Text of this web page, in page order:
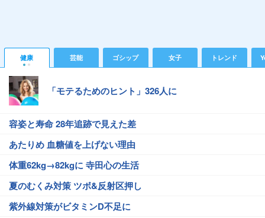
健康 芸能 ゴシップ 女子 トレンド
「モテるためのヒント」326人に
容姿と寿命 28年追跡で見えた差
あたりめ 血糖値を上げない理由
体重62kg→82kgに 寺田心の生活
夏のむくみ対策 ツボ&反射区押し
紫外線対策がビタミンD不足に